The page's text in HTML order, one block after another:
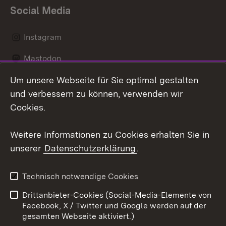
Social Media
Instagram
Mastodon
Messenger
Kontakt
Impressum
Cookies
Um unsere Webseite für Sie optimal gestalten
und verbessern zu können, verwenden wir
Cookies.
Weitere Informationen zu Cookies erhalten Sie in
unserer Datenschutzerklärung.
Technisch notwendige Cookies
Drittanbieter-Cookies (Social-Media-Elemente von
Facebook, X / Twitter und Google werden auf der
gesamten Webseite aktiviert.)